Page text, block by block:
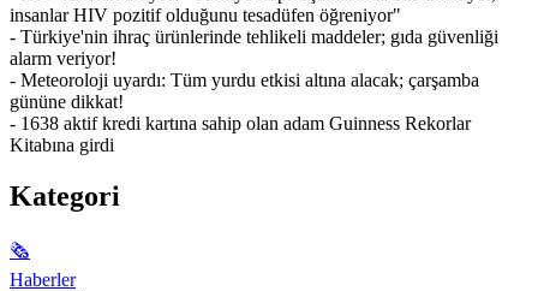
insanlar HIV pozitif olduğunu tesadüfen öğreniyor"
- Türkiye'nin ihraç ürünlerinde tehlikeli maddeler; gıda güvenliği
alarm veriyor!
- Meteoroloji uyardı: Tüm yurdu etkisi altına alacak; çarşamba
gününe dikkat!
- 1638 aktif kredi kartına sahip olan adam Guinness Rekorlar
Kitabına girdi
Kategori
🗞
Haberler